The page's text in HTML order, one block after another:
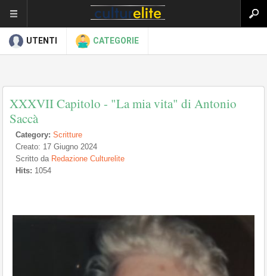
UTENTI CATEGORIE
XXXVII Capitolo - "La mia vita" di Antonio
Saccà
Category: Scritture
Creato: 17 Giugno 2024
Scritto da Redazione Culturelite
Hits: 1054